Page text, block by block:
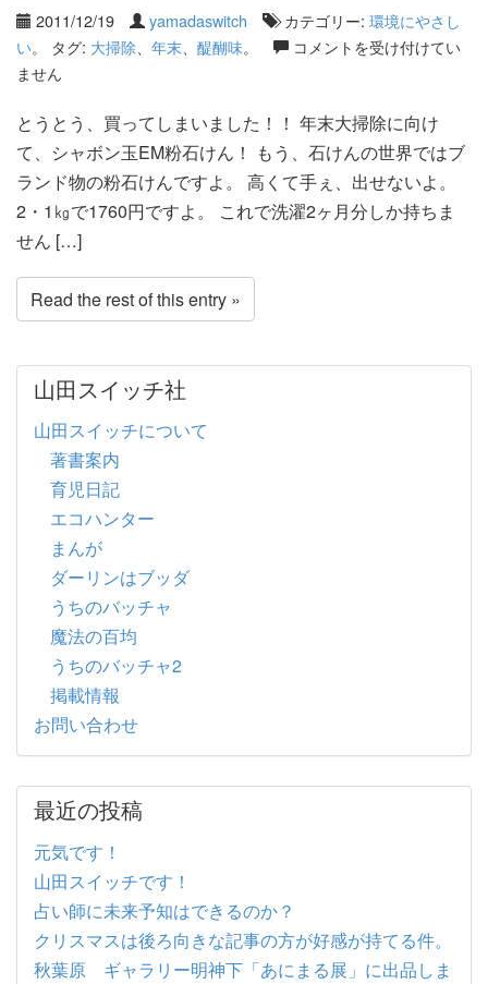
2011/12/19 yamadaswitch カテゴリー: 環境にやさし
い。 タグ: 大掃除 年末 醍醐味。
コメントを受け付けてい
ません
とうとう、買ってしまいました！！ 年末大掃除に向け
て、シャボン玉EM粉石けん！ もう、石けんの世界ではブ
ランド物の粉石けんですよ。 高くて手ぇ、出せないよ。
2・1㎏で1760円ですよ。 これで洗濯2ヶ月分しか持ちま
せん […]
Read the rest of this entry »
山田スイッチ社
山田スイッチについて
著書案内
育児日記
エコハンター
まんが
ダーリンはブッダ
うちのバッチャ
魔法の百均
うちのバッチャ2
掲載情報
お問い合わせ
最近の投稿
元気です！
山田スイッチです！
占い師に未来予知はできるのか？
クリスマスは後ろ向きな記事の方が好感が持てる件。
秋葉原 ギャラリー明神下「あにまる展」に出品しま